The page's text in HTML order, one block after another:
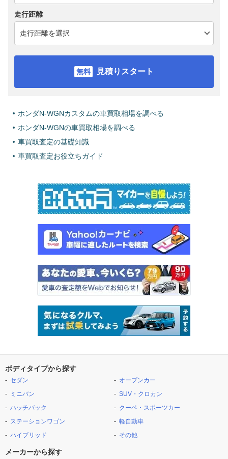
走行距離
見積りスタート
ホンダN-WGNカスタムの車買取相場を調べる
ホンダN-WGNの車買取相場を調べる
車買取査定の基礎知識
車買取査定お役立ちガイド
ボディタイプから探す
セダン
ミニバン
ハッチバック
ステーションワゴン
ハイブリッド
オープンカー
SUV・クロカン
クーペ・スポーツカー
軽自動車
その他
メーカーから探す